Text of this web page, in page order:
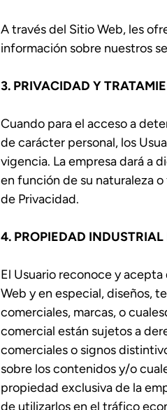
A través del Sitio Web, les
información sobre nuestros
3. PRIVACIDAD Y
Cuando para el acceso a
de carácter personal, los
vigencia. La empresa dará a
en función de su naturaleza
de Privacidad.
4. PROPIEDAD
El Usuario reconoce y
Web y en especial, diseños,
comerciales, marcas, o
comercial están sujetos a
comerciales o signos
sobre los contenidos y/o
propiedad exclusiva de la
de utilizarlos en el tráfico